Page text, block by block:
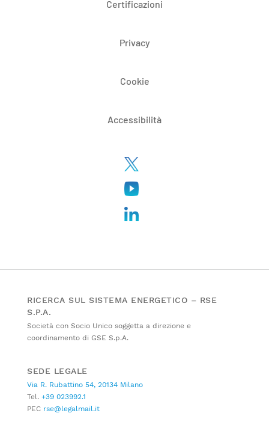
Certificazioni
Privacy
Cookie
Accessibilità
RICERCA SUL SISTEMA ENERGETICO – RSE
S.P.A.
Società con Socio Unico soggetta a direzione e
coordinamento di GSE S.p.A.
SEDE LEGALE
Via R. Rubattino 54, 20134 Milano
Tel. +39 023992.1
PEC rse@legalmail.it